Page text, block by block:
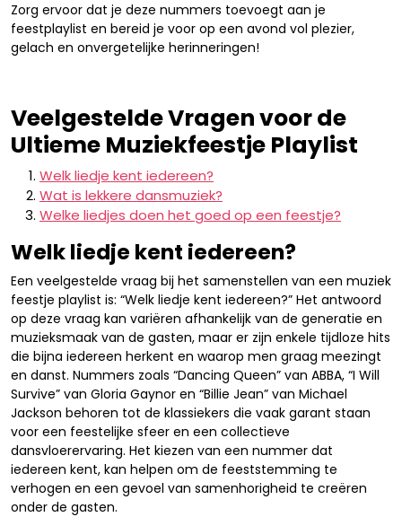
Zorg ervoor dat je deze nummers toevoegt aan je
feestplaylist en bereid je voor op een avond vol plezier,
gelach en onvergetelijke herinneringen!
Veelgestelde Vragen voor de
Ultieme Muziekfeestje Playlist
Welk liedje kent iedereen?
Wat is lekkere dansmuziek?
Welke liedjes doen het goed op een feestje?
Welk liedje kent iedereen?
Een veelgestelde vraag bij het samenstellen van een muziek
feestje playlist is: “Welk liedje kent iedereen?” Het antwoord
op deze vraag kan variëren afhankelijk van de generatie en
muzieksmaak van de gasten, maar er zijn enkele tijdloze hits
die bijna iedereen herkent en waarop men graag meezingt
en danst. Nummers zoals “Dancing Queen” van ABBA, “I Will
Survive” van Gloria Gaynor en “Billie Jean” van Michael
Jackson behoren tot de klassiekers die vaak garant staan
voor een feestelijke sfeer en een collectieve
dansvloerervaring. Het kiezen van een nummer dat
iedereen kent, kan helpen om de feeststemming te
verhogen en een gevoel van samenhorigheid te creëren
onder de gasten.